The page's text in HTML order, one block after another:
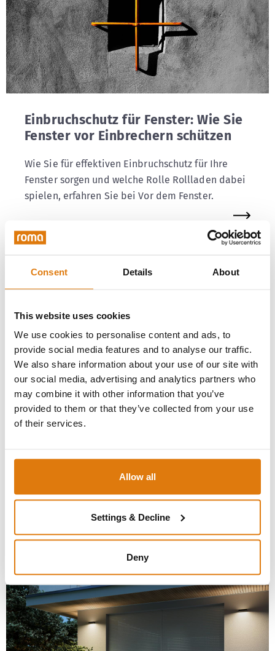
Consent Details About
This website uses cookies
We use cookies to personalise content and ads, to
provide social media features and to analyse our traffic.
We also share information about your use of our site with
our social media, advertising and analytics partners who
may combine it with other information that you’ve
provided to them or that they’ve collected from your use
of their services.
Allow all
Settings & Decline
Deny
Einbruchschutz für Fenster: Wie Sie
Fenster vor Einbrechern schützen
Wie Sie für effektiven Einbruchschutz für Ihre
Fenster sorgen und welche Rolle Rollladen dabei
spielen, erfahren Sie bei Vor dem Fenster.
2. Rettungsweg: Was Sie bei
elektrischen Rollladen beachten
Bei elektrischen Rollladen gelten vor allem für
werden müssen. Diese gelten nicht nur für
öffentliche Geb&a...